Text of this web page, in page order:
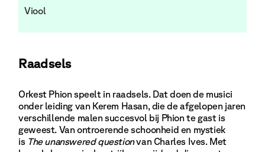
Viool
Raadsels
Orkest Phion speelt in raadsels. Dat doen de musici
onder leiding van Kerem Hasan, die de afgelopen jaren
verschillende malen succesvol bij Phion te gast is
geweest. Van ontroerende schoonheid en mystiek
is The unanswered questionvan Charles Ives. Met